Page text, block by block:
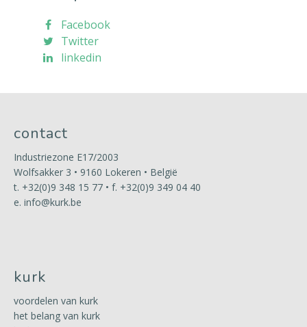
Facebook
Twitter
linkedin
contact
Industriezone E17/2003
Wolfsakker 3 • 9160 Lokeren • België
t. +32(0)9 348 15 77 • f. +32(0)9 349 04 40
e. info@kurk.be
kurk
voordelen van kurk
het belang van kurk